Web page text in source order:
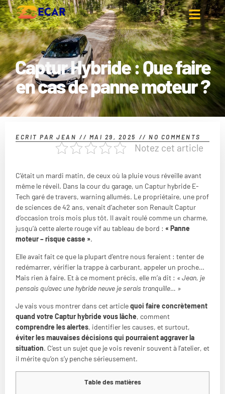
Captur Hybride : Que faire
en cas de panne moteur ?
ECRIT PAR JEAN // MAI 29, 2025 // NO COMMENTS
Notez cet article
C’était un mardi matin, de ceux où la pluie vous réveille avant
même le réveil. Dans la cour du garage, un Captur hybride E-
Tech garé de travers, warning allumés. Le propriétaire, une prof
de sciences de 42 ans, venait d’acheter son Renault Captur
d’occasion trois mois plus tôt. Il avait roulé comme un charme,
jusqu’à cette alerte rouge vif au tableau de bord : « Panne
moteur – risque casse ».
Elle avait fait ce que la plupart d’entre nous feraient : tenter de
redémarrer, vérifier la trappe à carburant, appeler un proche…
Mais rien à faire. Et à ce moment précis, elle m’a dit : « Jean, je
pensais qu’avec une hybride neuve je serais tranquille… »
Je vais vous montrer dans cet articlequoi faire concrètement
quand votre Captur hybride vous lâche, comment
comprendre les alertes, identifier les causes, et surtout,
éviter les mauvaises décisions qui pourraient aggraver la
situation. C’est un sujet que je vois revenir souvent à l’atelier, et
il mérite qu’on s’y penche sérieusement.
Table des matières